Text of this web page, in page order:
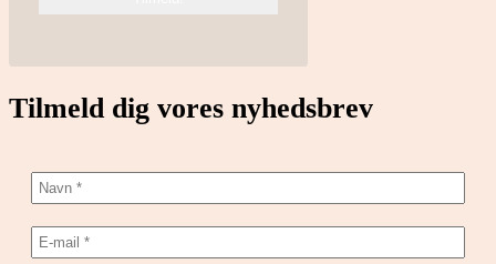
Tilmeld dig vores nyhedsbrev